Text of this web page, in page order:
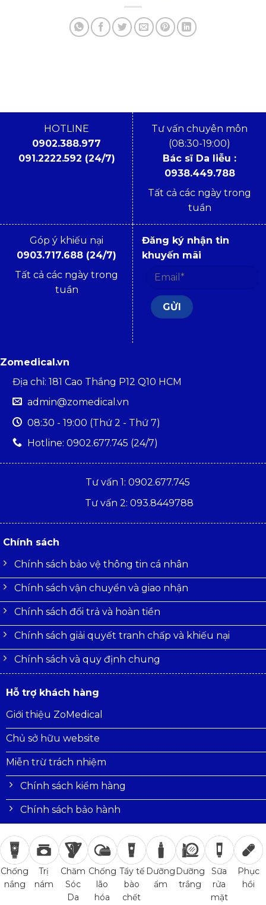
HOTLINE
0902.388.977
091.2222.592 (24/7)
Tư vấn chuyên môn
(08:30-19:00)
Bác sĩ Da liễu :
0938.449.788
Tất cả các ngày trong
tuần
Góp ý khiếu nại
0903.717.688 (24/7)
Tất cả các ngày trong
tuần
Đăng ký nhận tin
khuyến mãi
Zomedical.vn
Địa chỉ: 181 Cao Thắng P12 Q10 HCM
admin@zomedical.vn
08:30 - 19:00 (Thứ 2 - Thứ 7)
Hotline: 0902.677.745 (24/7)
Tư vấn 1: 0902.677.745
Tư vấn 2: 093.8449788
Chính sách
Chính sách bảo vệ thông tin cá nhân
Chính sách vận chuyển và giao nhận
Chính sách đổi trả và hoàn tiền
Chính sách giải quyết tranh chấp và khiếu nại
Chính sách và quy định chung
Hỗ trợ khách hàng
Giới thiệu ZoMedical
Chủ sở hữu website
Miễn trừ trách nhiệm
Chính sách kiểm hàng
Chính sách bảo hành
Chống
nắng
Trị
nám
Chăm
Sóc
Da
Chống
lão
hóa
Tẩy tế
bào
chết
Dưỡng
ẩm
Dưỡng
trắng
Sữa
rửa
mặt
Phục
hồi